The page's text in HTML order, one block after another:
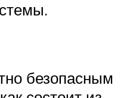
безопасным